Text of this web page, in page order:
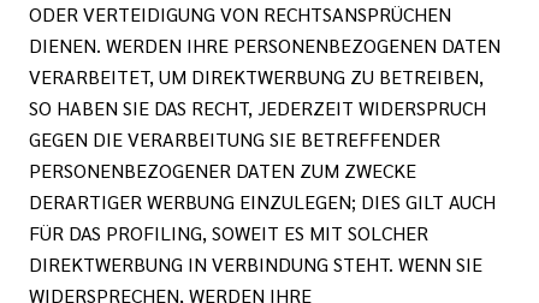
ODER VERTEIDIGUNG VON RECHTSANSPRÜCHEN
DIENEN. WERDEN IHRE PERSONENBEZOGENEN DATEN
VERARBEITET, UM DIREKTWERBUNG ZU BETREIBEN,
SO HABEN SIE DAS RECHT, JEDERZEIT WIDERSPRUCH
GEGEN DIE VERARBEITUNG SIE BETREFFENDER
PERSONENBEZOGENER DATEN ZUM ZWECKE
DERARTIGER WERBUNG EINZULEGEN; DIES GILT AUCH
FÜR DAS PROFILING, SOWEIT ES MIT SOLCHER
DIREKTWERBUNG IN VERBINDUNG STEHT. WENN SIE
WIDERSPRECHEN, WERDEN IHRE